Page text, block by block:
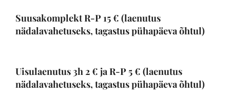
Suusakomplekt R-P 15€ (laenutus
nädalavahetuseks, tagastus pühapäeva õhtul)
Uisulaenutus 3h2€ ja R-P 5€ (laenutus
nädalavahetuseks, tagastus pühapäeva õhtul)